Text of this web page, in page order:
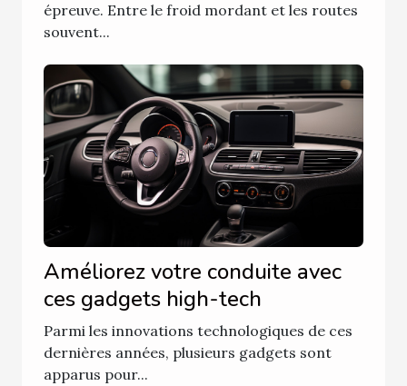
épreuve. Entre le froid mordant et les routes
souvent...
Améliorez votre conduite avec
ces gadgets high-tech
Parmi les innovations technologiques de ces
dernières années, plusieurs gadgets sont
apparus pour...